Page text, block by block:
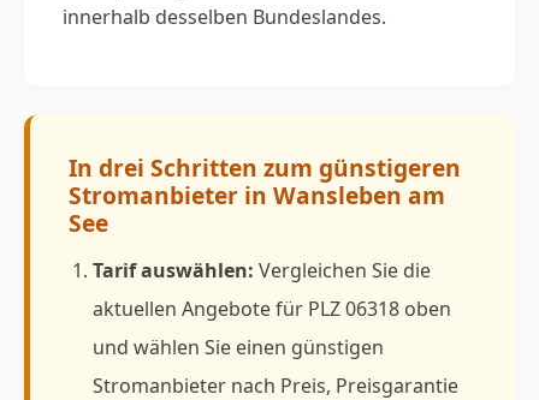
innerhalb desselben Bundeslandes.
In drei Schritten zum günstigeren
Stromanbieter in Wansleben am
See
Tarif auswählen: Vergleichen Sie die
aktuellen Angebote für PLZ 06318 oben
und wählen Sie einen günstigen
Stromanbieter nach Preis, Preisgarantie